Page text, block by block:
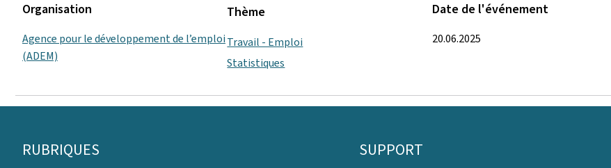
Organisation
Agence pour le développement de l’emploi
(ADEM)
Thème
Travail - Emploi
Statistiques
Date de l'événement
20.06.2025
Pied
RUBRIQUES SUPPORT